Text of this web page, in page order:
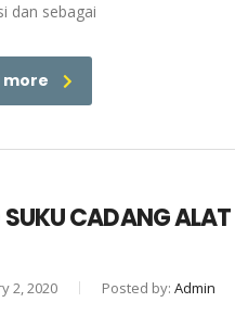
dan sebagai
more
CADANG ALAT
2, 2020 Posted by: Admin